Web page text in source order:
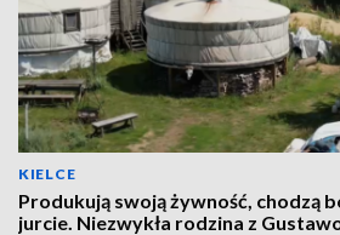
KIELCE
Produkują swoją żywność, chodzą
jurcie. Niezwykła rodzina z